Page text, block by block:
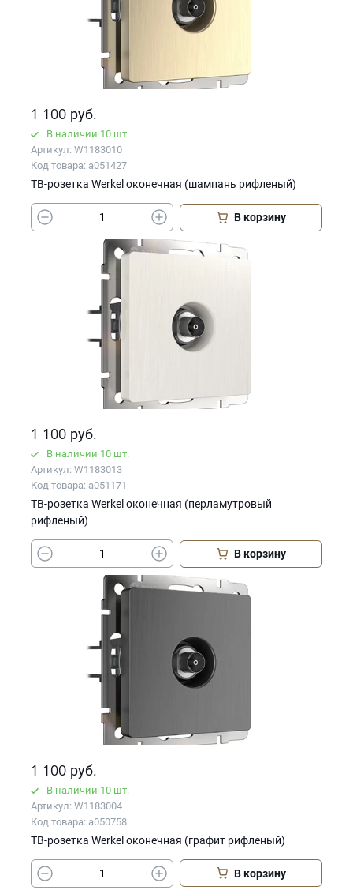
1 100 руб.
В наличии 10 шт.
Артикул: W1183010
Код товара: a051427
ТВ-розетка Werkel оконечная (шампань рифленый)
В корзину
1 100 руб.
В наличии 10 шт.
Артикул: W1183013
Код товара: a051171
ТВ-розетка Werkel оконечная (перламутровый
рифленый)
В корзину
1 100 руб.
В наличии 10 шт.
Артикул: W1183004
Код товара: a050758
ТВ-розетка Werkel оконечная (графит рифленый)
В корзину